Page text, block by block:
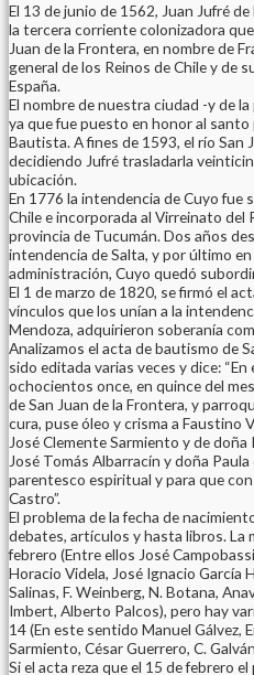
El 13 de junio de 1562, Juan Jufré
la tercera corriente colonizadora
Juan de la Frontera, en nombre de
general de los Reinos de Chile y de
España.
El nombre de nuestra ciudad -y de
ya que fue puesto en honor al santo
Bautista. A fines de 1593, el río San
decidiendo Jufré trasladarla
ubicación.
En 1776 la intendencia de Cuyo fue
Chile e incorporada al Virreinato del
provincia de Tucumán. Dos años
intendencia de Salta, y por último
administración, Cuyo quedó
El 1 de marzo de 1820, se firmó el
vínculos que los unían a la
Mendoza, adquirieron soberanía
Analizamos el acta de bautismo de
sido editada varias veces y dice: “En
ochocientos once, en quince del
de San Juan de la Frontera, y
cura, puse óleo y crisma a Faustino
José Clemente Sarmiento y de
José Tomás Albarracín y doña
parentesco espiritual y para que
Castro”.
El problema de la fecha de
debates, artículos y hasta libros. La
febrero (Entre ellos José
Horacio Videla, José Ignacio García
Salinas, F. Weinberg, N. Botana,
Imbert, Alberto Palcos), pero hay
14 (En este sentido Manuel Gálvez,
Sarmiento, César Guerrero, C.
Si el acta reza que el 15 de febrero